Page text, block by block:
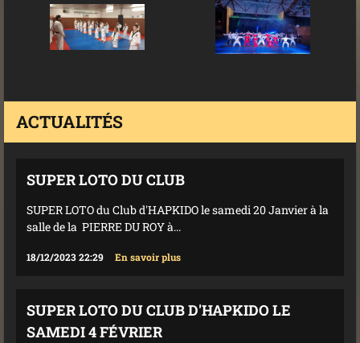
ACTUALITÉS
SUPER LOTO DU CLUB
SUPER LOTO du Club d'HAPKIDO le samedi 20 Janvier à la
salle de la PIERRE DU ROY à...
18/12/2023 22:29 En savoir plus
SUPER LOTO DU CLUB D'HAPKIDO LE
SAMEDI 4 FÉVRIER